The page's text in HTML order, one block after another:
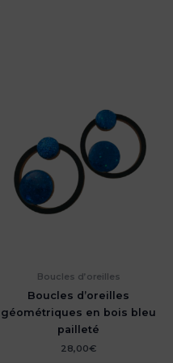
Boucles d’oreilles
Boucles d’oreilles
géométriques en bois bleu
pailleté
28,00€